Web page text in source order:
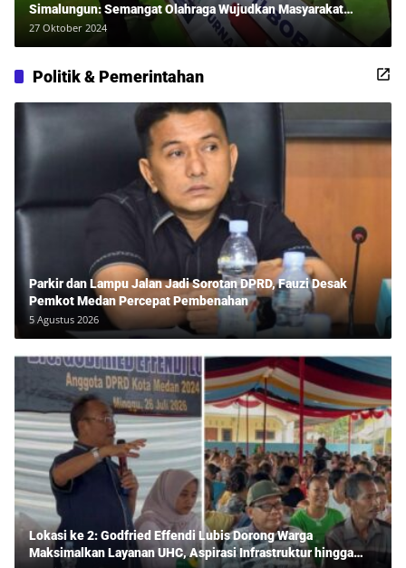
Simalungun: Semangat Olahraga Wujudkan Masyarakat
Sehat Bersama Erwan Rozadi dan Ribuan Penonton!
27 Oktober 2024
Politik & Pemerintahan
Parkir dan Lampu Jalan Jadi Sorotan DPRD, Fauzi Desak
Pemkot Medan Percepat Pembenahan
5 Agustus 2026
Lokasi ke 2: Godfried Effendi Lubis Dorong Warga
Maksimalkan Layanan UHC, Aspirasi Infrastruktur hingga